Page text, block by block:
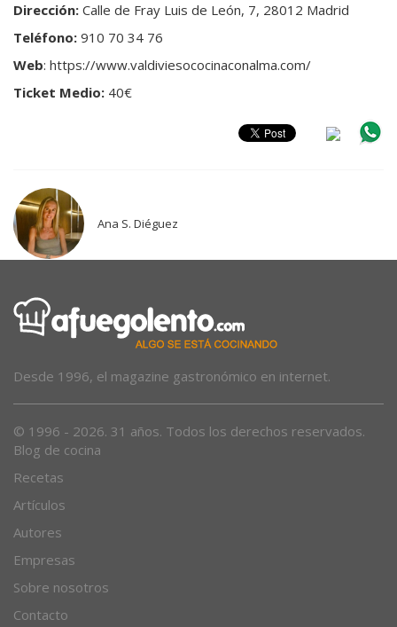
Dirección: Calle de Fray Luis de León, 7, 28012 Madrid
Teléfono: 910 70 34 76
Web: https://www.valdiviesococinaconalma.com/
Ticket Medio: 40€
Ana S. Diéguez
Desde 1996, el magazine gastronómico en internet.
© 1996 - 2026. 31 años. Todos los derechos reservados.
Blog de cocina
Recetas
Artículos
Autores
Empresas
Sobre nosotros
Contacto